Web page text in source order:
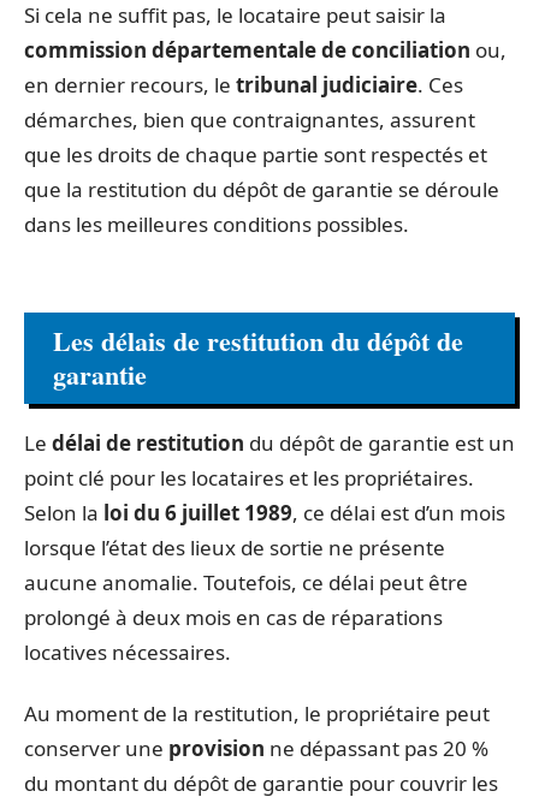
Si cela ne suffit pas, le locataire peut saisir la
commission départementale de conciliation ou,
en dernier recours, le tribunal judiciaire. Ces
démarches, bien que contraignantes, assurent
que les droits de chaque partie sont respectés et
que la restitution du dépôt de garantie se déroule
dans les meilleures conditions possibles.
Les délais de restitution du dépôt de
garantie
Le délai de restitution du dépôt de garantie est un
point clé pour les locataires et les propriétaires.
Selon la loi du 6 juillet 1989, ce délai est d’un mois
lorsque l’état des lieux de sortie ne présente
aucune anomalie. Toutefois, ce délai peut être
prolongé à deux mois en cas de réparations
locatives nécessaires.
Au moment de la restitution, le propriétaire peut
conserver une provision ne dépassant pas 20 %
du montant du dépôt de garantie pour couvrir les